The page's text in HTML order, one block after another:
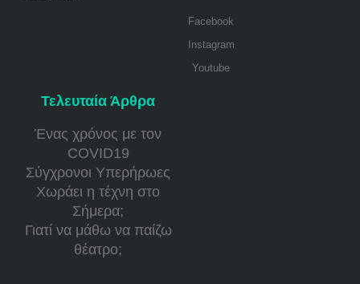
Facebook
Instagram
Youtube
Τελευταία Άρθρα
Ένας χρόνος με τον
COVID19
Σύγχρονοι Υπερήρωες
Χωράει η τέχνη στο
Σήμερα;
Γιατί να μάθω να παίζω
θέατρο;